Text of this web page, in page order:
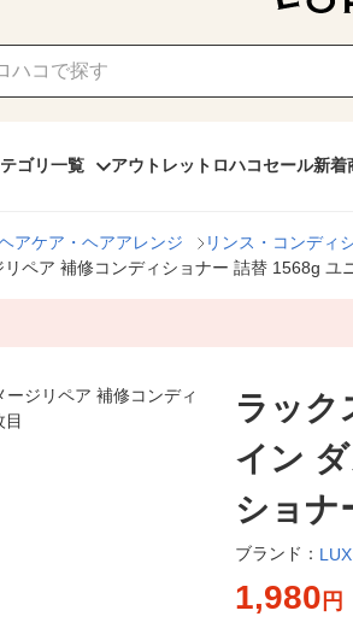
ゴリ一覧 アウトレット ロハコセール新着
アケア・ヘアアレンジ リンス・コンディ
ペア 補修コンディショナー 詰替 1568g ユ
ラック
イン
ショナ
ブランド： LUX
1,980 円